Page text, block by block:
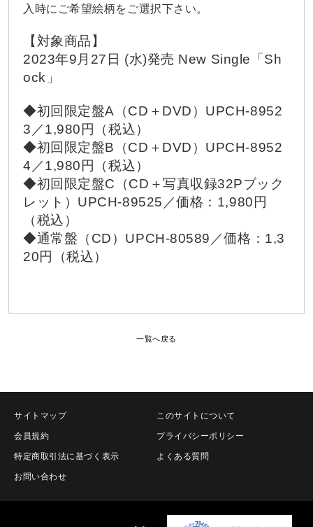
入時にご希望絵柄をご選択下さい。
【対象商品】
2023年9月27日 (水)発売 New Single「Sh
ock」
◆初回限定盤A（CD＋DVD）UPCH-8952
3／1,980円（税込）
◆初回限定盤B（CD＋DVD）UPCH-8952
4／1,980円（税込）
◆初回限定盤C（CD＋写真収録32Pブック
レット）UPCH-89525／価格：1,980円
（税込）
◆通常盤（CD）UPCH-80589／価格：1,3
20円（税込）
一覧へ戻る
サイトマップ このサイトについて
会員規約 プライバシーポリシー
特定商取引法に基づく表示 よくある質問
お問い合わせ